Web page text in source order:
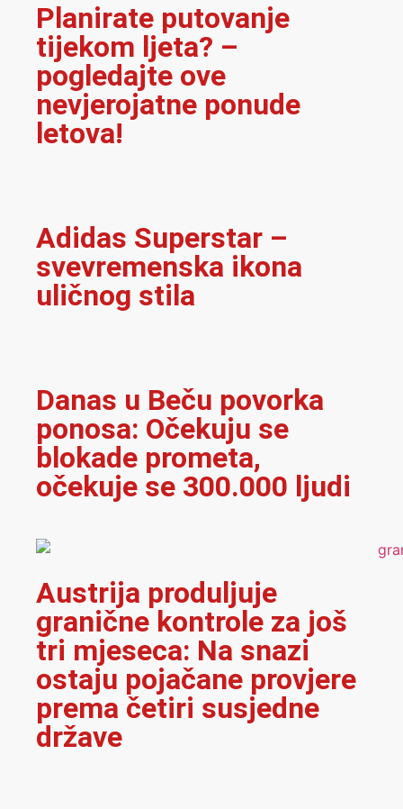
Planirate putovanje
tijekom ljeta? –
pogledajte ove
nevjerojatne ponude
letova!
Adidas Superstar –
svevremenska ikona
uličnog stila
Danas u Beču povorka
ponosa: Očekuju se
blokade prometa,
očekuje se 300.000 ljudi
Austrija produljuje
granične kontrole za još
tri mjeseca: Na snazi
ostaju pojačane provjere
prema četiri susjedne
države